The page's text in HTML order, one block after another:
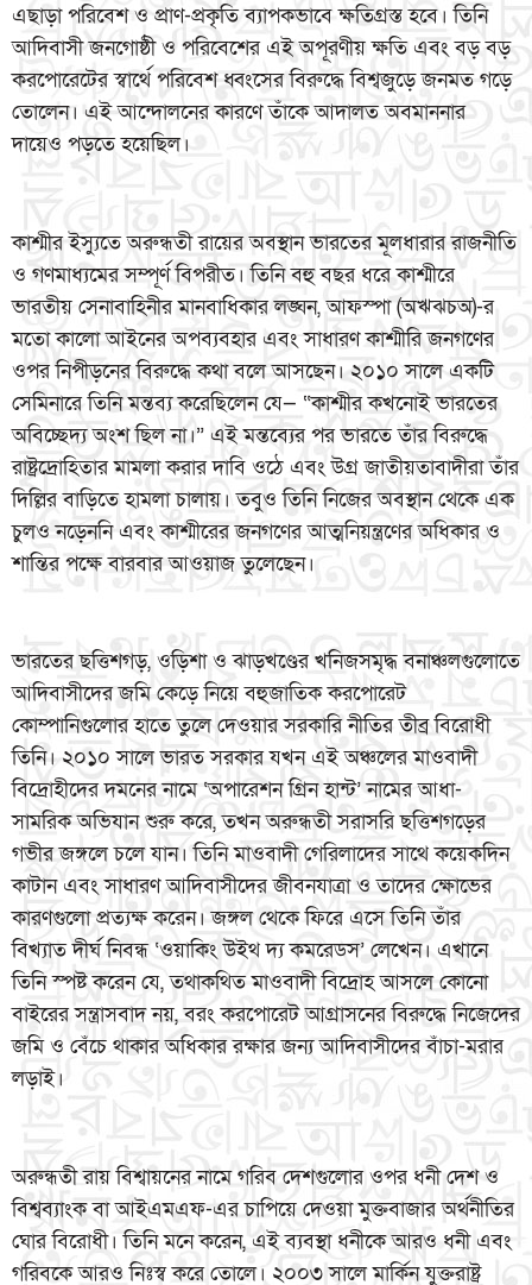
এছাড়া পরিবেশ ও প্রাণ-প্রকৃতি ব্যাপকভাবে ক্ষতিগ্রস্ত হবে। তিনি
আদিবাসী জনগোষ্ঠী ও পরিবেশের এই অপূরণীয় ক্ষতি এবং বড় বড়
করপোরেটের স্বার্থে পরিবেশ ধ্বংসের বিরুদ্ধে বিশ্বজুড়ে জনমত গড়ে
তোলেন। এই আন্দোলনের কারণে তাঁকে আদালত অবমাননার
দায়েও পড়তে হয়েছিল।
কাশ্মীর ইস্যুতে অরুন্ধতী রায়ের অবস্থান ভারতের মূলধারার রাজনীতি
ও গণমাধ্যমের সম্পূর্ণ বিপরীত। তিনি বহু বছর ধরে কাশ্মীরে
ভারতীয় সেনাবাহিনীর মানবাধিকার লঙ্ঘন, আফস্পা (অঋঝচঅ)-র
মতো কালো আইনের অপব্যবহার এবং সাধারণ কাশ্মীরি জনগণের
ওপর নিপীড়নের বিরুদ্ধে কথা বলে আসছেন। ২০১০ সালে একটি
সেমিনারে তিনি মন্তব্য করেছিলেন যে— “কাশ্মীর কখনোই ভারতের
অবিচ্ছেদ্য অংশ ছিল না।” এই মন্তব্যের পর ভারতে তাঁর বিরুদ্ধে
রাষ্ট্রদ্রোহিতার মামলা করার দাবি ওঠে এবং উগ্র জাতীয়তাবাদীরা তাঁর
দিল্লির বাড়িতে হামলা চালায়। তবুও তিনি নিজের অবস্থান থেকে এক
চুলও নড়েননি এবং কাশ্মীরের জনগণের আত্মনিয়ন্ত্রণের অধিকার ও
শান্তির পক্ষে বারবার আওয়াজ তুলেছেন।
ভারতের ছত্তিশগড়, ওড়িশা ও ঝাড়খণ্ডের খনিজসমৃদ্ধ বনাঞ্চলগুলোতে
আদিবাসীদের জমি কেড়ে নিয়ে বহুজাতিক করপোরেট
কোম্পানিগুলোর হাতে তুলে দেওয়ার সরকারি নীতির তীব্র বিরোধী
তিনি। ২০১০ সালে ভারত সরকার যখন এই অঞ্চলের মাওবাদী
বিদ্রোহীদের দমনের নামে ‘অপারেশন গ্রিন হান্ট’ নামের আধা-
সামরিক অভিযান শুরু করে, তখন অরুন্ধতী সরাসরি ছত্তিশগড়ের
গভীর জঙ্গলে চলে যান। তিনি মাওবাদী গেরিলাদের সাথে কয়েকদিন
কাটান এবং সাধারণ আদিবাসীদের জীবনযাত্রা ও তাদের ক্ষোভের
কারণগুলো প্রত্যক্ষ করেন। জঙ্গল থেকে ফিরে এসে তিনি তাঁর
বিখ্যাত দীর্ঘ নিবন্ধ ‘ওয়াকিং উইথ দ্য কমরেডস’ লেখেন। এখানে
তিনি স্পষ্ট করেন যে, তথাকথিত মাওবাদী বিদ্রোহ আসলে কোনো
বাইরের সন্ত্রাসবাদ নয়, বরং করপোরেট আগ্রাসনের বিরুদ্ধে নিজেদের
জমি ও বেঁচে থাকার অধিকার রক্ষার জন্য আদিবাসীদের বাঁচা-মরার
লড়াই।
অরুন্ধতী রায় বিশ্বায়নের নামে গরিব দেশগুলোর ওপর ধনী দেশ ও
বিশ্বব্যাংক বা আইএমএফ-এর চাপিয়ে দেওয়া মুক্তবাজার অর্থনীতির
ঘোর বিরোধী। তিনি মনে করেন, এই ব্যবস্থা ধনীকে আরও ধনী এবং
গরিবকে আরও নিঃস্ব করে তোলে। ২০০৩ সালে মার্কিন যুক্তরাষ্ট্র